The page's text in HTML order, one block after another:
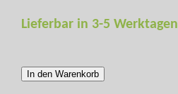
Lieferbar in 3-5 Werktagen
In den Warenkorb